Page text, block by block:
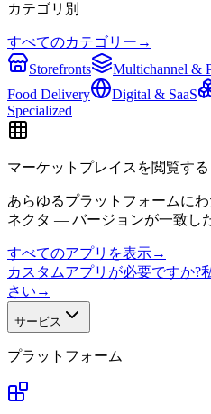
カテゴリ別
すべてのカテゴリー →
Storefronts
Multichannel &
Food Delivery
Digital & SaaS
Specialized
マーケットプレイスを閲覧する
あらゆるプラットフォームに
ネクタ — バージョンが一致し
すべてのアプリを表示→
カスタムアプリが必要ですか?
さい →
サービス
プラットフォーム